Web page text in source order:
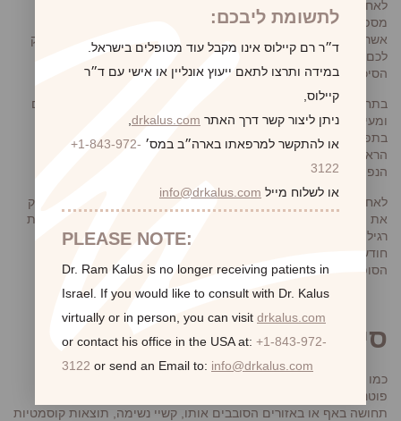
לאחר הניתוח, יהיה עליכם לנוח ולהימנע מפעילות מאומצת במשך
מספר שבועות. אתם עלולים לחוות מעט כאבים, נפיחות ושטפי דם,
אשר ניתן לטפל בהם באמצעות תרופות לשיכוך כאבים. המנתח יספק
לכם הוראות מפורטות כיצד לטפל באף לאחר הניתוח ולהפחית את
הסיכון לסיבוכים.
בתחילה יהיה עליכם להימנע מקינוח האף, מהרכבת משקפיים כבדים
ומעיסוק בכל פעילות שעלולה להפעיל לחץ על האף ולגרום לפגיעה
בתפרים, כגון התכופפות או הרמת חפצים כבדים. מומלץ בשלבים
הראשונים גם לישון עם הראש מורם על גבי כריות כדי להפחית את
הנפיחות באף.
לאחר כשבוע תוכלו להגיע לפגישת מעקב אצל הרופא המנתח, שיבדוק
את התקדמות ההחלמה. ברוב המקרים תוכלו לחזור לעבודה ולפעילות
רגילה לאחר כשבועיים, אך חשוב לקחת בחשבון שלרוב לוקח מספר
חודשים עד שהנפיחות שוקעת לחלוטין וניתן לראות את התוצאות
הסופיות של הניתוח.
סיכונים וסיבוכים אפשריים
כמו כל הליך כירורגי, גם ניתוח אף טומן בחובו סיכונים וסיבוכים
פוטנציאליים. אלה יכולים לכלול דימומים, זיהומים, הצטלקות, אובדן
תחושה באף או באזורים הסובבים אותו, קשיי נשימה, תוצאות קוסמטיות
לתשומת ליבכם:
ד״ר רם קיילוס אינו מקבל עוד מטופלים בישראל.
במידה ותרצו לתאם ייעוץ אונליין או אישי עם ד״ר
קיילוס,
ניתן ליצור קשר דרך האתר drkalus.com
או להתקשר למרפאתו בארה״ב במס׳ +1-843-972-
3122
או לשלוח מייל info@drkalus.com
PLEASE NOTE:
Dr. Ram Kalus is no longer receiving patients in
Israel. If you would like to consult with Dr. Kalus
virtually or in person, you can visit drkalus.com
or contact his office in the USA at: +1-843-972-
3122 or send an Email to: info@drkalus.com